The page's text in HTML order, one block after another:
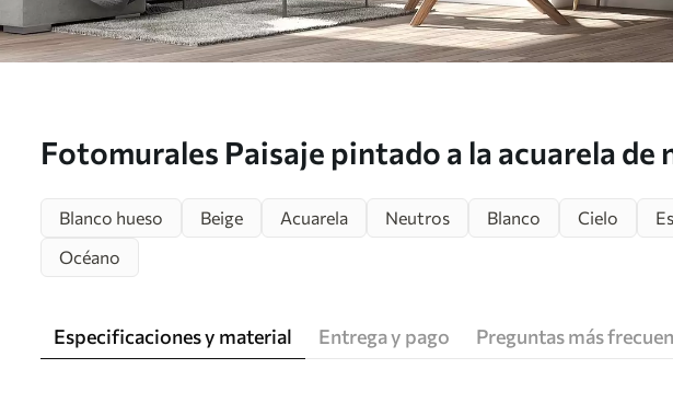
Fotomurales Paisaje pintado a la acuarela de
Blanco hueso
Beige Acuarela Neutros Blanco Cielo
Océano
Especificaciones y material Entrega y pago Preguntas más